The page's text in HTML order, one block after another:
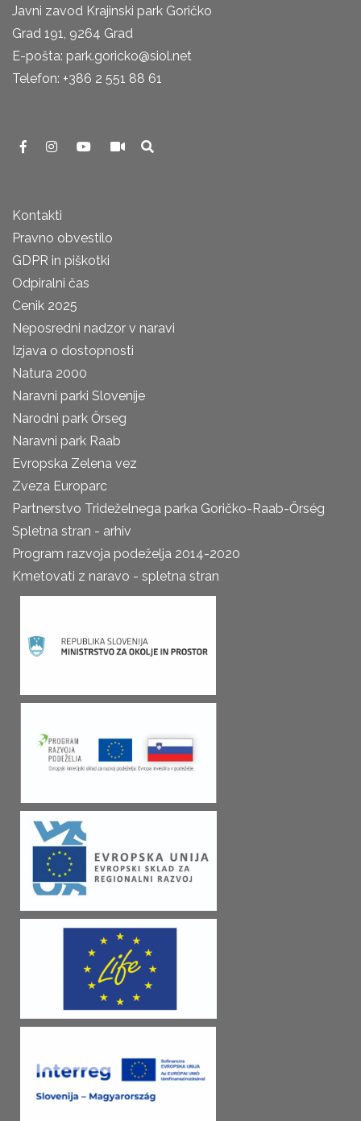
Javni zavod Krajinski park Goričko
Grad 191, 9264 Grad
E-pošta: park.goricko@siol.net
Telefon: +386 2 551 88 61
Kontakti
Pravno obvestilo
GDPR in piškotki
Odpiralni čas
Cenik 2025
Neposredni nadzor v naravi
Izjava o dostopnosti
Natura 2000
Naravni parki Slovenije
Narodni park Őrseg
Naravni park Raab
Evropska Zelena vez
Zveza Europarc
Partnerstvo Trideželnega parka Goričko-Raab-Őrség
Spletna stran - arhiv
Program razvoja podeželja 2014-2020
Kmetovati z naravo - spletna stran